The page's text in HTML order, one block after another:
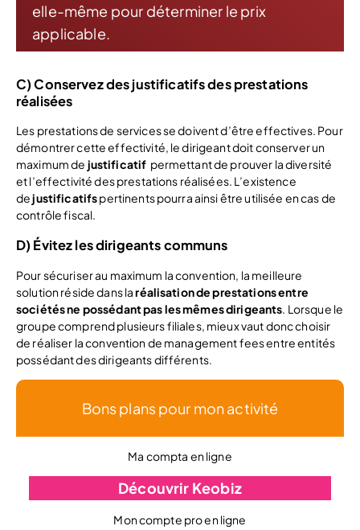
elle-même pour déterminer le prix
applicable.
C) Conservez des justificatifs des prestations
réalisées
Les prestations de services se doivent d’être effectives. Pour
démontrer cette effectivité, le dirigeant doit conserver un
maximum de justificatif permettant de prouver la diversité
et l’effectivité des prestations réalisées. L’existence
dejustificatifspertinents pourra ainsi être utilisée en cas de
contrôle fiscal.
D) Évitez les dirigeants communs
Pour sécuriser au maximum la convention, la meilleure
solution réside dans laréalisation de prestations entre
sociétés ne possédant pas les mêmes dirigeants. Lorsque le
groupe comprend plusieurs filiales, mieux vaut donc choisir
de réaliser la convention de management fees entre entités
possédant des dirigeants différents.
Bons plans pour mon activité
Ma compta en ligne
Découvrir Keobiz
Mon compte pro en ligne